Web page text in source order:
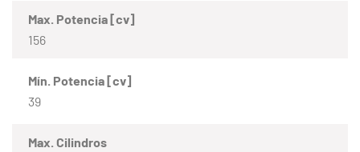
Max. Potencia [cv]
156
Mín. Potencia [cv]
39
Max. Cilindros